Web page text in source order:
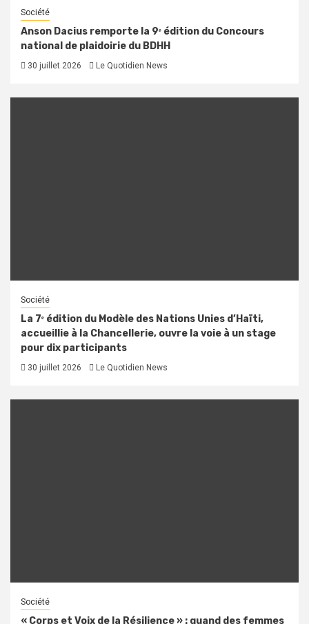
Société
Anson Dacius remporte la 9ᵉ édition du Concours
national de plaidoirie du BDHH
30 juillet 2026 Le Quotidien News
Société
La 7ᵉ édition du Modèle des Nations Unies d’Haïti,
accueillie à la Chancellerie, ouvre la voie à un stage
pour dix participants
30 juillet 2026 Le Quotidien News
Société
« Corps et Voix de la Résilience » : quand des femmes